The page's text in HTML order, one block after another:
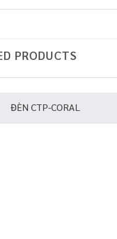
PRODUCTS
ĐÈN CTP-CORAL